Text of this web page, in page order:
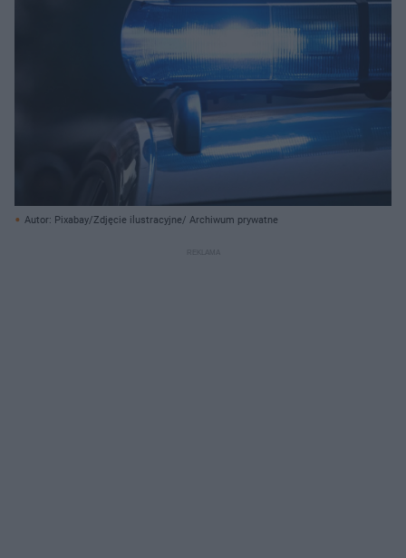
Autor: Pixabay/Zdjęcie ilustracyjne/ Archiwum prywatne